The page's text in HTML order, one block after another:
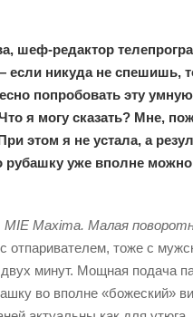
шеф-редактор
никуда не спешишь,
попробовать эту
я могу сказать? Мне,
этом я не устала, а
рубашку уже вполне
MIE Maxima. Малая
отпаривателем, тоже с
минут. Мощная подача
во вполне «божеский»